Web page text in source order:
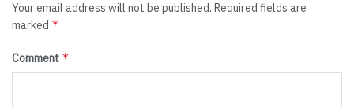
Your email address will not be published. Required fields are
marked *
Comment *